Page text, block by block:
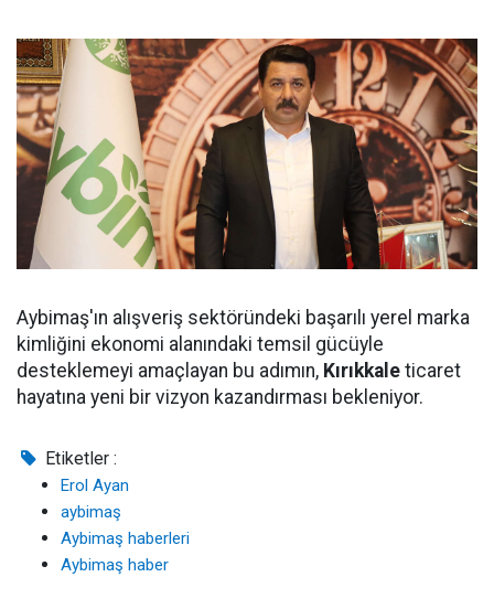
Aybimaş'ın alışveriş sektöründeki başarılı yerel marka
kimliğini ekonomi alanındaki temsil gücüyle
desteklemeyi amaçlayan bu adımın, Kırıkkale ticaret
hayatına yeni bir vizyon kazandırması bekleniyor.
Etiketler :
Erol Ayan
aybimaş
Aybimaş haberleri
Aybimaş haber